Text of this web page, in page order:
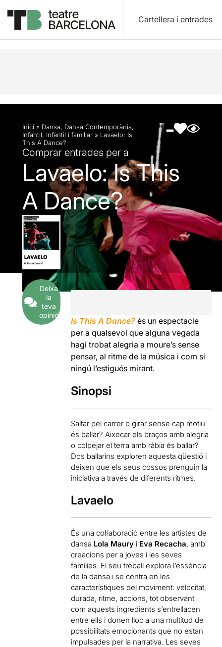
Cartellera i entrades
Descripció Fitxa artística Fotos i vídeos
Inici » Dansa, Dansa Contemporània,
Infantil, Infantil i familiar » Lavaelo: Is
This A Dance?
Comprar entrades per a
Lavaelo: Is This
A Dance?
Deixa
la
teva
opinió
Is This A Dance?és un espectacle
per a qualsevol que alguna vegada
hagi trobat alegria a moure’s sense
pensar, al ritme de la música i com si
ningú l’estigués mirant.
Sinopsi
Saltar pel carrer o girar sense cap motiu
és ballar? Aixecar els braços amb alegria
o colpejar el terra amb ràbia és ballar?
Dos ballarins exploren aquesta qüestió i
deixen que els seus cossos prenguin la
iniciativa a través de diferents ritmes.
Lavaelo
És una col·laboració entre les artistes de
dansa Lola Maury i Eva Recacha, amb
creacions per a joves i les seves
famílies. El seu treball explora l’essència
de la dansa i se centra en les
característiques del moviment: velocitat,
durada, ritme, accions, tot observant
com aquests ingredients s’entrellacen
entre ells i donen lloc a una multitud de
possibilitats emocionants que no estan
impulsades per la narrativa. Les seves